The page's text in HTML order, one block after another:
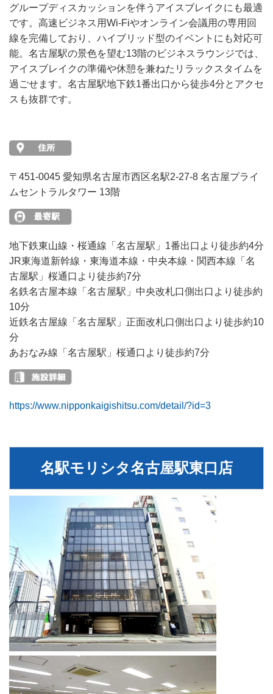
グループディスカッションを伴うアイスブレイクにも最適
です。高速ビジネス用Wi-Fiやオンライン会議用の専用回
線を完備しており、ハイブリッド型のイベントにも対応可
能。名古屋駅の景色を望む13階のビジネスラウンジでは、
アイスブレイクの準備や休憩を兼ねたリラックスタイムを
過ごせます。名古屋駅地下鉄1番出口から徒歩4分とアクセ
スも抜群です。
〒451-0045 愛知県名古屋市西区名駅2-27-8 名古屋プライ
ムセントラルタワー 13階
地下鉄東山線・桜通線「名古屋駅」1番出口より徒歩約4分
JR東海道新幹線・東海道本線・中央本線・関西本線「名
古屋駅」桜通口より徒歩約7分
名鉄名古屋本線「名古屋駅」中央改札口側出口より徒歩約
10分
近鉄名古屋線「名古屋駅」正面改札口側出口より徒歩約10
分
あおなみ線「名古屋駅」桜通口より徒歩約7分
https://www.nipponkaigishitsu.com/detail/?id=3
名駅モリシタ名古屋駅東口店